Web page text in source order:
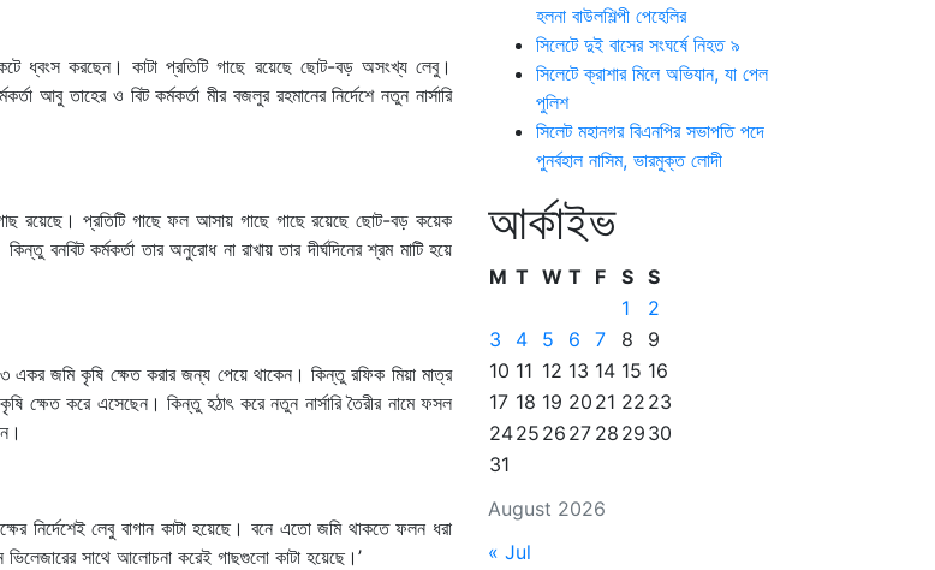
ধ্বংস করছেন। কাটা প্রতিটি গাছে রয়েছে ছোট-বড় অসংখ্য লেবু।
আবু তাহের ও বিট কর্মকর্তা মীর বজলুর রহমানের নির্দেশে নতুন নার্সারি
রয়েছে। প্রতিটি গাছে ফল আসায় গাছে গাছে রয়েছে ছোট-বড় কয়েক
বনবিট কর্মকর্তা তার অনুরোধ না রাখায় তার দীর্ঘদিনের শ্রম মাটি হয়ে
একর জমি কৃষি ক্ষেত করার জন্য পেয়ে থাকেন। কিন্তু রফিক মিয়া মাত্র
ক্ষেত করে এসেছেন। কিন্তু হঠাৎ করে নতুন নার্সারি তৈরীর নামে ফসল
নির্দেশেই লেবু বাগান কাটা হয়েছে। বনে এতো জমি থাকতে ফলন ধরা
ভিলেজারের সাথে আলোচনা করেই গাছগুলো কাটা হয়েছে।’
হলনা বাউলশিল্পী পেহেলির
সিলেটে দুই বাসের সংঘর্ষে নিহত ৯
সিলেটে ক্রাশার মিলে অভিযান, যা পেল
পুলিশ
সিলেট মহানগর বিএনপির সভাপতি পদে
পুনর্বহাল নাসিম, ভারমুক্ত লোদী
আর্কাইভ
August 2026
M T W T F S S
1
2
3
4 5 6 7 8
9
10 11 12 13 14 15 16
17 18 19 20 21 22 23
2425 26 27 28 29 30
31
« Jul